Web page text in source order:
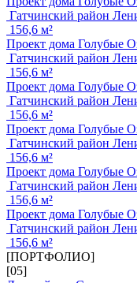
Гатчинский район
156,6 м²
Проект дома Голубые
Гатчинский район
156,6 м²
Проект дома Голубые
Гатчинский район
156,6 м²
Проект дома Голубые
Гатчинский район
156,6 м²
Проект дома Голубые
Гатчинский район
156,6 м²
Проект дома Голубые
Гатчинский район
156,6 м²
[ПОРТФОЛИО]
[05]